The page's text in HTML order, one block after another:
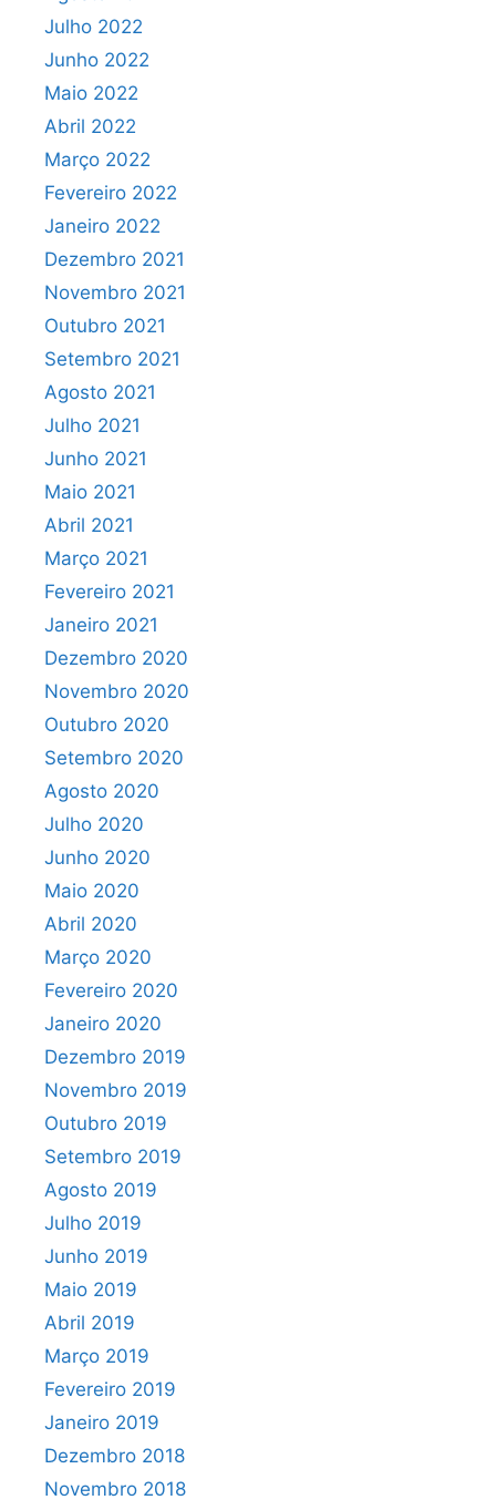
Julho 2022
Junho 2022
Maio 2022
Abril 2022
Março 2022
Fevereiro 2022
Janeiro 2022
Dezembro 2021
Novembro 2021
Outubro 2021
Setembro 2021
Agosto 2021
Julho 2021
Junho 2021
Maio 2021
Abril 2021
Março 2021
Fevereiro 2021
Janeiro 2021
Dezembro 2020
Novembro 2020
Outubro 2020
Setembro 2020
Agosto 2020
Julho 2020
Junho 2020
Maio 2020
Abril 2020
Março 2020
Fevereiro 2020
Janeiro 2020
Dezembro 2019
Novembro 2019
Outubro 2019
Setembro 2019
Agosto 2019
Julho 2019
Junho 2019
Maio 2019
Abril 2019
Março 2019
Fevereiro 2019
Janeiro 2019
Dezembro 2018
Novembro 2018